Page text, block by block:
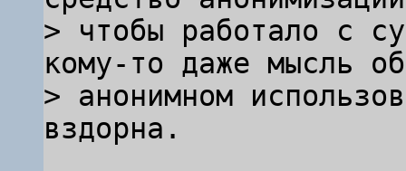
> чтобы работало с
кому-то даже мысль об
> анонимном